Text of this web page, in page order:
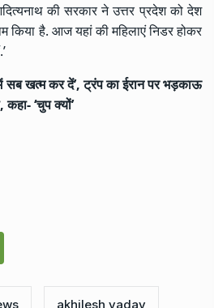
की सरकार ने उत्तर प्रदेश को देश
किया है. आज यहां की महिलाएं निडर होकर
सब खत्म कर दें’, ट्रंप का ईरान पर भड़काऊ
‘चुप क्यों’
akhilesh yadav